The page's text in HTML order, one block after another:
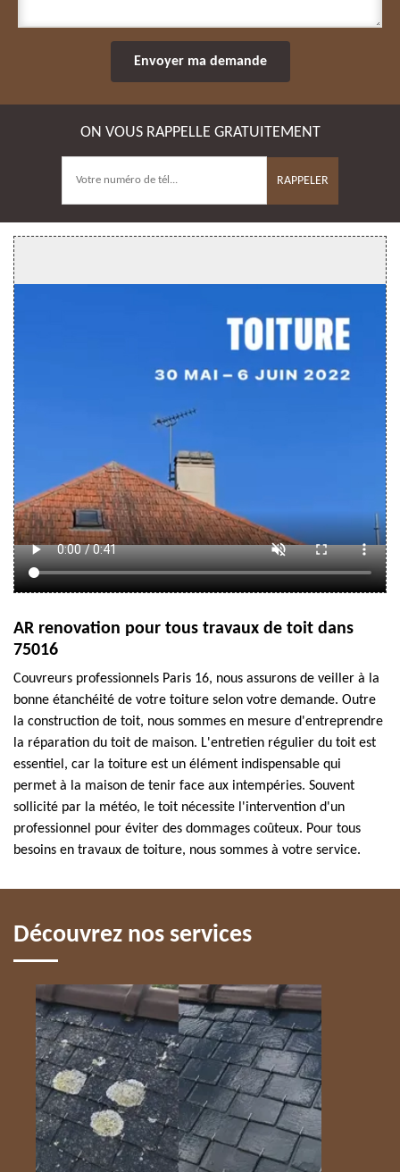
ON VOUS RAPPELLE GRATUITEMENT
AR renovation pour tous travaux de toit dans
75016
Couvreurs professionnels Paris 16, nous assurons de veiller à la
bonne étanchéité de votre toiture selon votre demande. Outre
la construction de toit, nous sommes en mesure d'entreprendre
la réparation du toit de maison. L'entretien régulier du toit est
essentiel, car la toiture est un élément indispensable qui
permet à la maison de tenir face aux intempéries. Souvent
sollicité par la météo, le toit nécessite l'intervention d'un
professionnel pour éviter des dommages coûteux. Pour tous
besoins en travaux de toiture, nous sommes à votre service.
Découvrez nos services